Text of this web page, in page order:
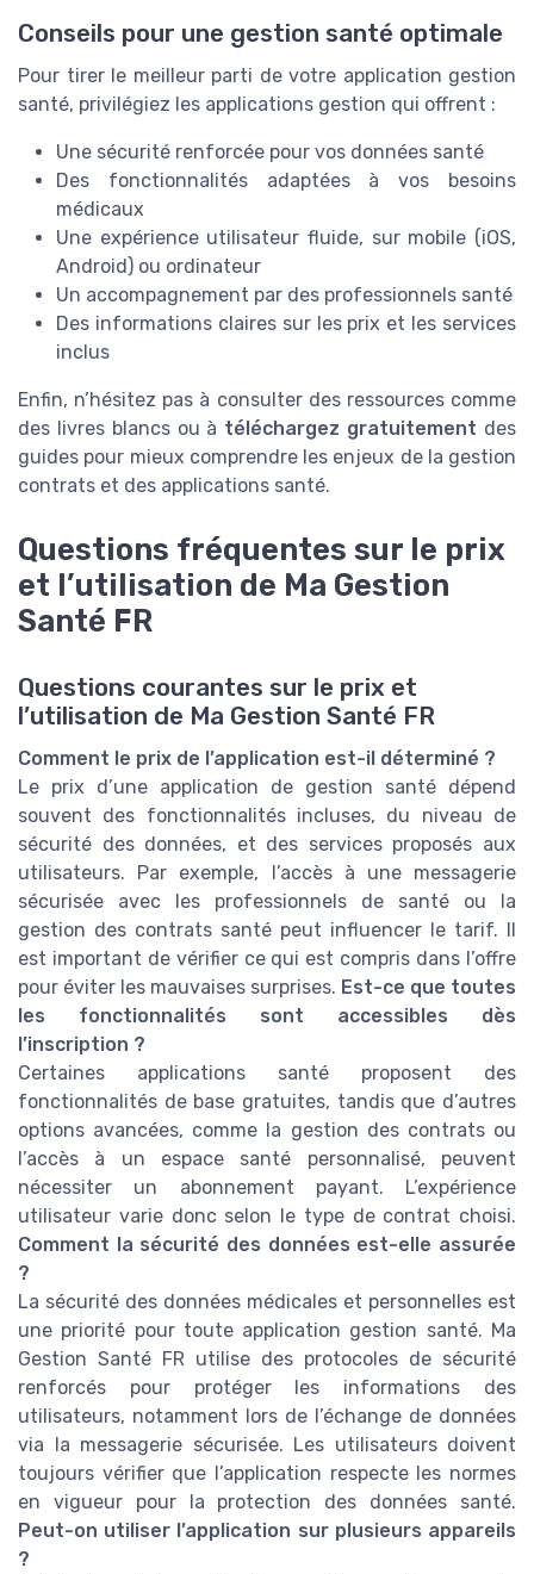
Conseils pour une gestion santé optimale
Pour tirer le meilleur parti de votre application gestion
santé, privilégiez les applications gestion qui offrent :
Une sécurité renforcée pour vos données santé
Des fonctionnalités adaptées à vos besoins
médicaux
Une expérience utilisateur fluide, sur mobile (iOS,
Android) ou ordinateur
Un accompagnement par des professionnels santé
Des informations claires sur les prix et les services
inclus
Enfin, n’hésitez pas à consulter des ressources comme
des livres blancs ou à téléchargez gratuitement des
guides pour mieux comprendre les enjeux de la gestion
contrats et des applications santé.
Questions fréquentes sur le prix
et l’utilisation de Ma Gestion
Santé FR
Questions courantes sur le prix et
l’utilisation de Ma Gestion Santé FR
Comment le prix de l’application est-il déterminé ?
Le prix d’une application de gestion santé dépend
souvent des fonctionnalités incluses, du niveau de
sécurité des données, et des services proposés aux
utilisateurs. Par exemple, l’accès à une messagerie
sécurisée avec les professionnels de santé ou la
gestion des contrats santé peut influencer le tarif. Il
est important de vérifier ce qui est compris dans l’offre
pour éviter les mauvaises surprises. Est-ce que toutes
les fonctionnalités sont accessibles dès
l’inscription ?
Certaines applications santé proposent des
fonctionnalités de base gratuites, tandis que d’autres
options avancées, comme la gestion des contrats ou
l’accès à un espace santé personnalisé, peuvent
nécessiter un abonnement payant. L’expérience
utilisateur varie donc selon le type de contrat choisi.
Comment la sécurité des données est-elle assurée
?
La sécurité des données médicales et personnelles est
une priorité pour toute application gestion santé. Ma
Gestion Santé FR utilise des protocoles de sécurité
renforcés pour protéger les informations des
utilisateurs, notamment lors de l’échange de données
via la messagerie sécurisée. Les utilisateurs doivent
toujours vérifier que l’application respecte les normes
en vigueur pour la protection des données santé.
Peut-on utiliser l’application sur plusieurs appareils
?